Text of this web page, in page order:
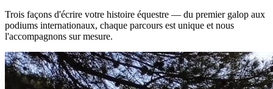
Trois façons d'écrire votre histoire équestre — du premier galop aux
podiums internationaux, chaque parcours est unique et nous
l'accompagnons sur mesure.